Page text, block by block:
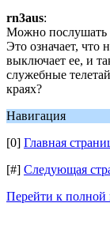
rn3aus:
Можно послушать
Это означает,
выключает ее, и
служебные
краях?
Навигация
[0] Главная
[#] Следующая
Перейти к полной